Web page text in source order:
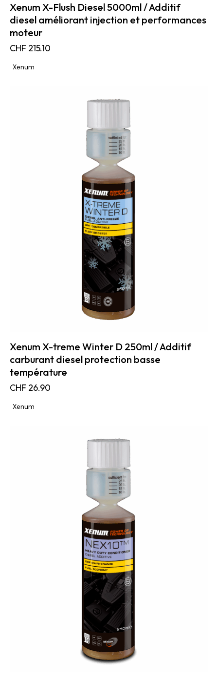
Xenum X-Flush Diesel 5000ml / Additif
diesel améliorant injection et performances
moteur
CHF 215.10
Xenum
Xenum X-treme Winter D 250ml / Additif
carburant diesel protection basse
température
CHF 26.90
Xenum